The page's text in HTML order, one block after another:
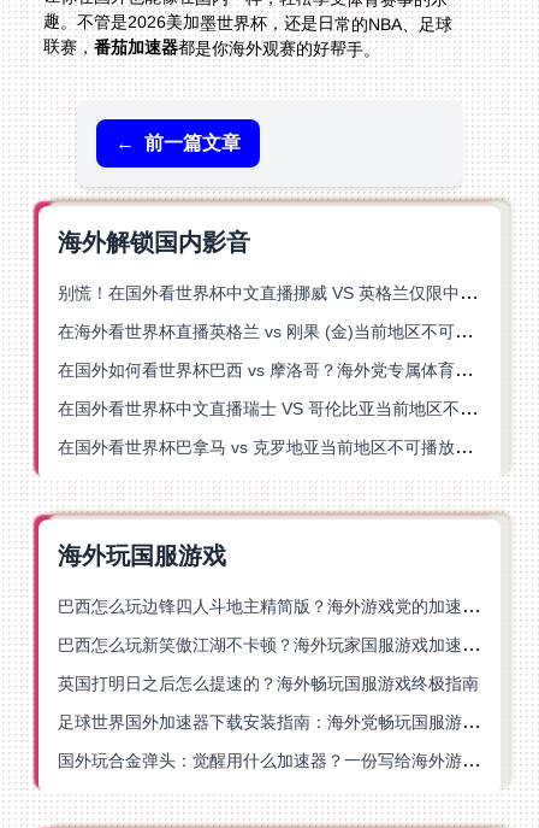
联赛，番茄加速器都是你海外观赛的好帮手。
← 前一篇文章
海外解锁国内影音
别慌！在国外看世界杯中文直播挪威 VS 英格兰仅限中国大陆？这篇指南帮你搞定
在海外看世界杯直播英格兰 vs 刚果 (金)当前地区不可播放？这篇指南帮你突破所有限制
在国外如何看世界杯巴西 vs 摩洛哥？海外党专属体育观赛指南来了
在国外看世界杯中文直播瑞士 VS 哥伦比亚当前地区不可播放？这篇指南帮你搞定
在国外看世界杯巴拿马 vs 克罗地亚当前地区不可播放？这篇指南帮你轻松解决海外体育直播难题
海外玩国服游戏
巴西怎么玩边锋四人斗地主精简版？海外游戏党的加速器终极选择
巴西怎么玩新笑傲江湖不卡顿？海外玩家国服游戏加速终极指南（附猫和老鼠一梦江湖实测）
英国打明日之后怎么提速的？海外畅玩国服游戏终极指南
足球世界国外加速器下载安装指南：海外党畅玩国服游戏的终极解决方案
国外玩合金弹头：觉醒用什么加速器？一份写给海外游子的畅玩指南